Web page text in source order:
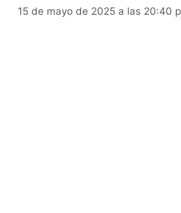
15 de mayo de 2025 a las 20:40